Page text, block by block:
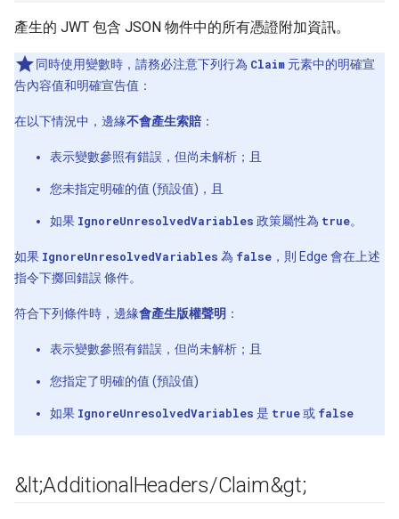
產生的 JWT 包含 JSON 物件中的所有憑證附加資訊。
同時使用變數時，請務必注意下列行為 Claim 元素中的明確宣
告內容值和明確宣告值：
在以下情況中，邊緣不會產生索賠 ：
表示變數參照有錯誤，但尚未解析；且
您未指定明確的值 (預設值)，且
如果 IgnoreUnresolvedVariables 政策屬性為 true。
如果 IgnoreUnresolvedVariables 為 false ，則 Edge 會在上述
指令下擲回錯誤 條件。
符合下列條件時，邊緣會產生版權聲明 ：
表示變數參照有錯誤，但尚未解析；且
您指定了明確的值 (預設值)
如果 IgnoreUnresolvedVariables 是 true或 false
&lt;Additional Headers/Claim&gt;